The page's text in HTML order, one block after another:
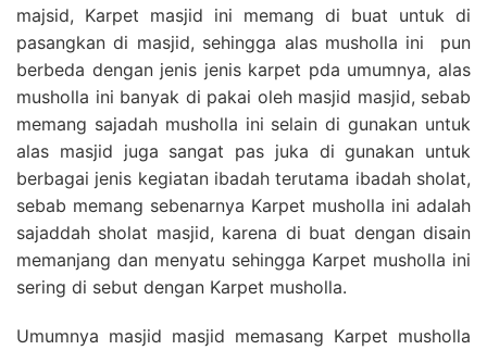
majsid, Karpet masjid ini memang di buat untuk di
pasangkan di masjid, sehingga alas musholla ini pun
berbeda dengan jenis jenis karpet pda umumnya, alas
musholla ini banyak di pakai oleh masjid masjid, sebab
memang sajadah musholla ini selain di gunakan untuk
alas masjid juga sangat pas juka di gunakan untuk
berbagai jenis kegiatan ibadah terutama ibadah sholat,
sebab memang sebenarnya Karpet musholla ini adalah
sajaddah sholat masjid, karena di buat dengan disain
memanjang dan menyatu sehingga Karpet musholla ini
sering di sebut dengan Karpet musholla.
Umumnya masjid masjid memasang Karpet musholla